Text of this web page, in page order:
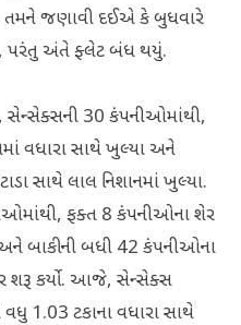
તમને જણાવી દઈએ કે બુધવારે
પરંતુ અંતે ફ્લેટ બંધ થયું.
સેન્સેક્સની 30 કંપનીઓમાંથી,
વધારા સાથે ખુલ્યા અને
સાથે લાલ નિશાનમાં ખુલ્યા.
ફક્ત 8 કંપનીઓના શેર
અને બાકીની બધી 42 કંપનીઓના
શરૂ કર્યો. આજે, સેન્સેક્સ
1.03 ટકાના વધારા સાથે